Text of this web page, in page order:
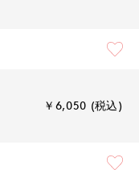
￥6,050 (税込)